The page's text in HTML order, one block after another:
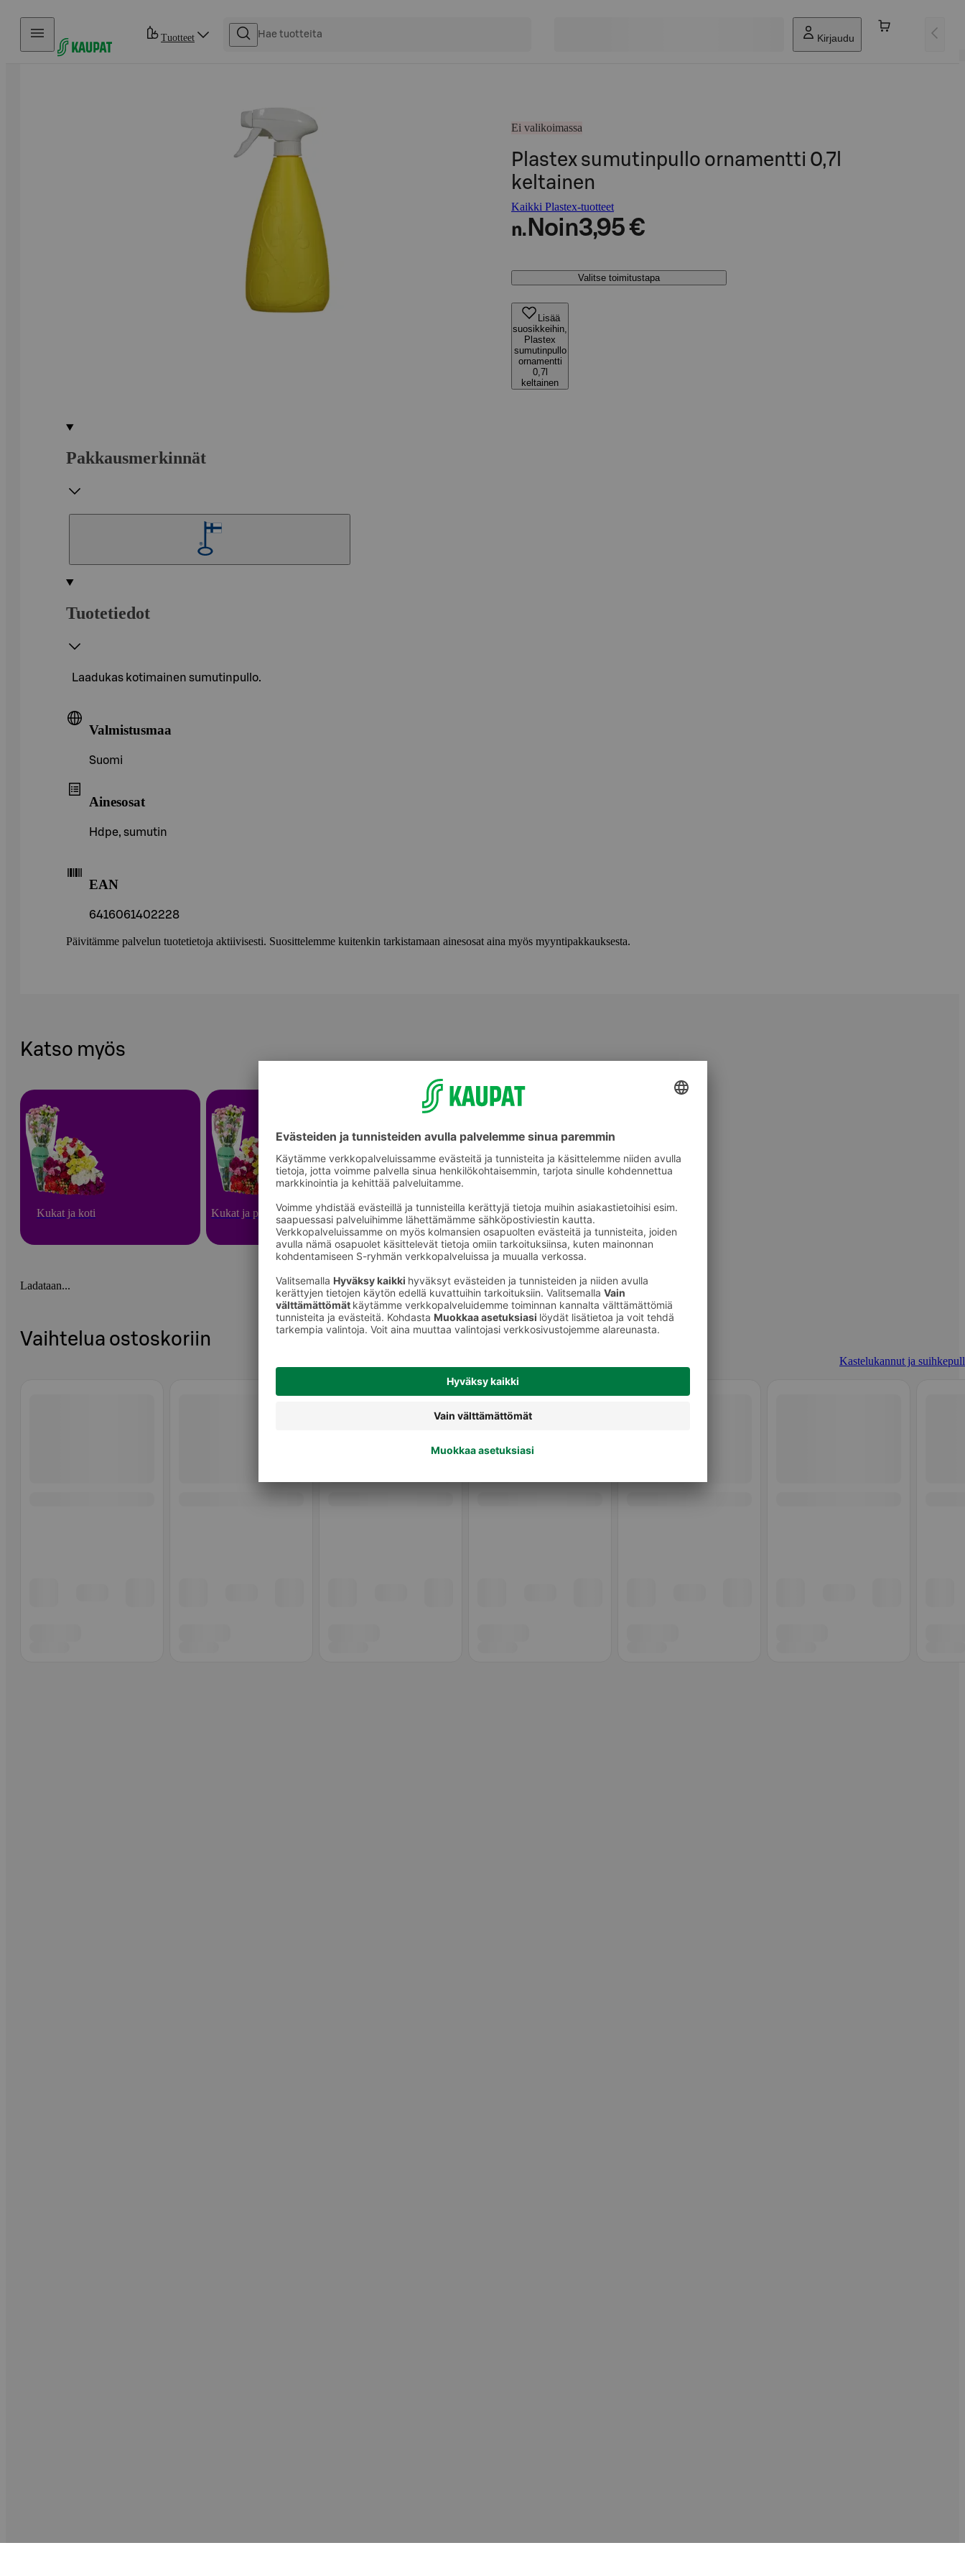
Hyppää sisältöön
Tuotteet Kirjaudu
Ei valikoimassa
Plastex sumutinpullo ornamentti 0,7l
keltainen
Kaikki Plastex-tuotteet
n. Noin3,95 €
Valitse toimitustapa
Lisää
suosikkeihin,
Plastex
sumutinpullo
ornamentti
0,7l
keltainen
Pakkausmerkinnät
Tuotetiedot
Laadukas kotimainen sumutinpullo.
Valmistusmaa
Suomi
Ainesosat
Hdpe, sumutin
EAN
6416061402228
Päivitämme palvelun tuotetietoja aktiivisesti. Suosittelemme kuitenkin tarkistamaan ainesosat aina myös myyntipakkauksesta.
Katso myös
Kukat ja koti Kukat ja puutarha Kastelukannut ja suihkepullot
Ladataan...
Vaihtelua ostoskoriin
Kastelukannut ja